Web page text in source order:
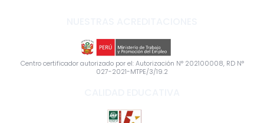
Centro certificador autorizado por el: Autorización N° 202100008, RD N°
027-2021-MTPE/3/19.2